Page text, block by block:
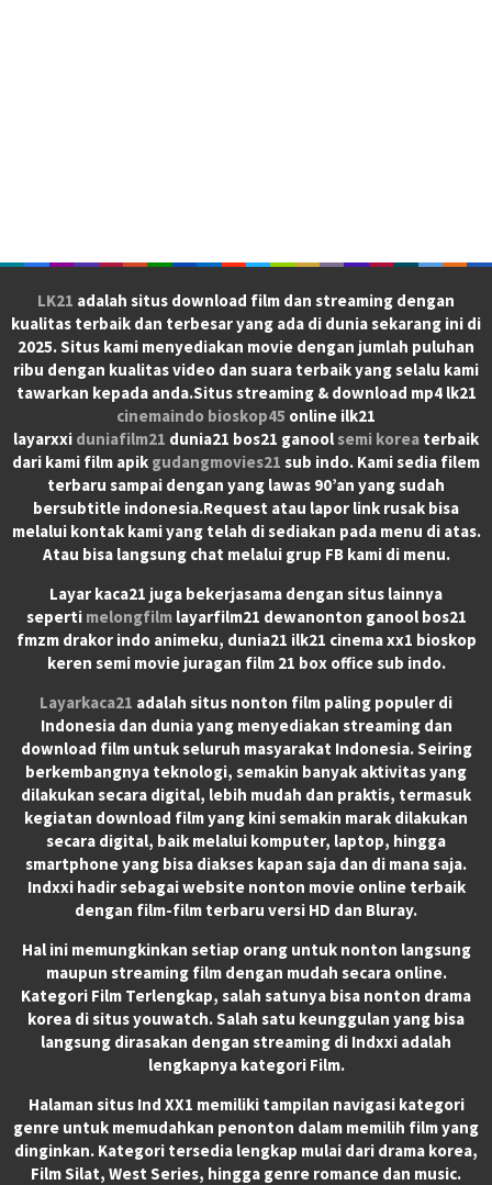
LK21 adalah situs download film dan streaming dengan
kualitas terbaik dan terbesar yang ada di dunia sekarang ini di
2025. Situs kami menyediakan movie dengan jumlah puluhan
ribu dengan kualitas video dan suara terbaik yang selalu kami
tawarkan kepada anda.Situs streaming & download mp4 lk21
cinemaindo bioskop45 online ilk21
layarxxi duniafilm21 dunia21 bos21 ganool semi korea terbaik
dari kami film apik gudangmovies21 sub indo. Kami sedia filem
terbaru sampai dengan yang lawas 90’an yang sudah
bersubtitle indonesia.Request atau lapor link rusak bisa
melalui kontak kami yang telah di sediakan pada menu di atas.
Atau bisa langsung chat melalui grup FB kami di menu.
Layar kaca21 juga bekerjasama dengan situs lainnya
seperti melongfilmlayarfilm21 dewanonton ganool bos21
fmzm drakor indo animeku, dunia21 ilk21 cinema xx1 bioskop
keren semi movie juragan film 21 box office sub indo.
Layarkaca21 adalah situs nonton film paling populer di
Indonesia dan dunia yang menyediakan streaming dan
download film untuk seluruh masyarakat Indonesia. Seiring
berkembangnya teknologi, semakin banyak aktivitas yang
dilakukan secara digital, lebih mudah dan praktis, termasuk
kegiatan download film yang kini semakin marak dilakukan
secara digital, baik melalui komputer, laptop, hingga
smartphone yang bisa diakses kapan saja dan di mana saja.
Indxxi hadir sebagai website nonton movie online terbaik
dengan film-film terbaru versi HD dan Bluray.
Hal ini memungkinkan setiap orang untuk nonton langsung
maupun streaming film dengan mudah secara online.
Kategori Film Terlengkap, salah satunya bisa nonton drama
korea di situs youwatch. Salah satu keunggulan yang bisa
langsung dirasakan dengan streaming di Indxxi adalah
lengkapnya kategori Film.
Halaman situs Ind XX1 memiliki tampilan navigasi kategori
genre untuk memudahkan penonton dalam memilih film yang
dinginkan. Kategori tersedia lengkap mulai dari drama korea,
Film Silat, West Series, hingga genre romance dan music.